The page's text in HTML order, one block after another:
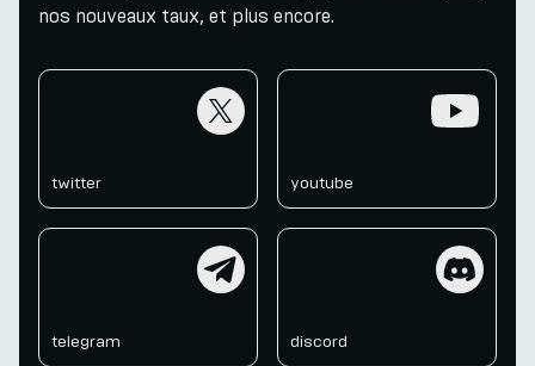
nos nouveaux taux, et plus encore.
twitter youtube
telegram discord